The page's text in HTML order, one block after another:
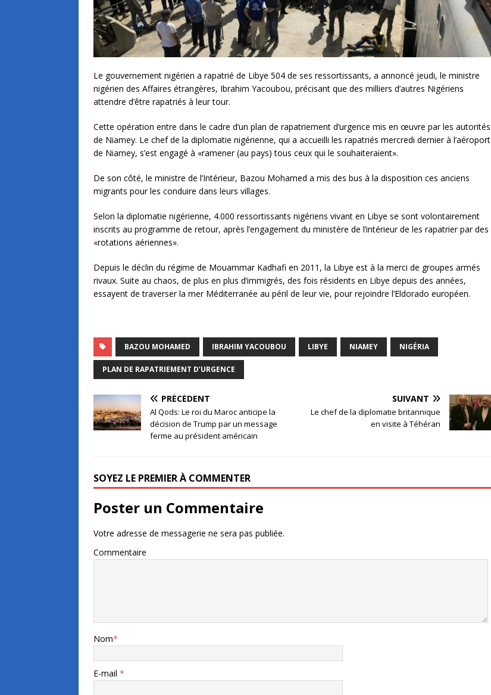
Le gouvernement nigérien a rapatrié de Libye 504 de ses ressortissants, a annoncé jeudi, le ministre
nigérien des Affaires étrangères, Ibrahim Yacoubou, précisant que des milliers d’autres Nigériens
attendre d’être rapatriés à leur tour.
Cette opération entre dans le cadre d’un plan de rapatriement d’urgence mis en œuvre par les autorités
de Niamey. Le chef de la diplomatie nigérienne, qui a accueilli les rapatriés mercredi dernier à l’aéroport
de Niamey, s’est engagé à «ramener (au pays) tous ceux qui le souhaiteraient».
De son côté, le ministre de l’Intérieur, Bazou Mohamed a mis des bus à la disposition ces anciens
migrants pour les conduire dans leurs villages.
Selon la diplomatie nigérienne, 4.000 ressortissants nigériens vivant en Libye se sont volontairement
inscrits au programme de retour, après l’engagement du ministère de l’intérieur de les rapatrier par des
«rotations aériennes».
Depuis le déclin du régime de Mouammar Kadhafi en 2011, la Libye est à la merci de groupes armés
rivaux. Suite au chaos, de plus en plus d’immigrés, des fois résidents en Libye depuis des années,
essayent de traverser la mer Méditerranée au péril de leur vie, pour rejoindre l’Eldorado européen.
BAZOU MOHAMED IBRAHIM YACOUBOU LIBYE NIAMEY NIGÉRIA
PLAN DE RAPATRIEMENT D’URGENCE
PRÉCÉDENT
Al Qods: Le roi du Maroc anticipe la
décision de Trump par un message
ferme au président américain
SUIVANT
Le chef de la diplomatie britannique
en visite à Téhéran
SOYEZ LE PREMIER À COMMENTER
Poster un Commentaire
Votre adresse de messagerie ne sera pas publiée.
Commentaire
Nom*
E-mail *